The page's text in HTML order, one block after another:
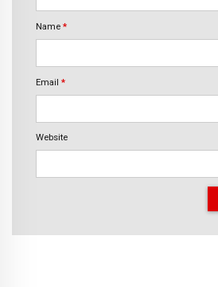
Name *
Email *
Website